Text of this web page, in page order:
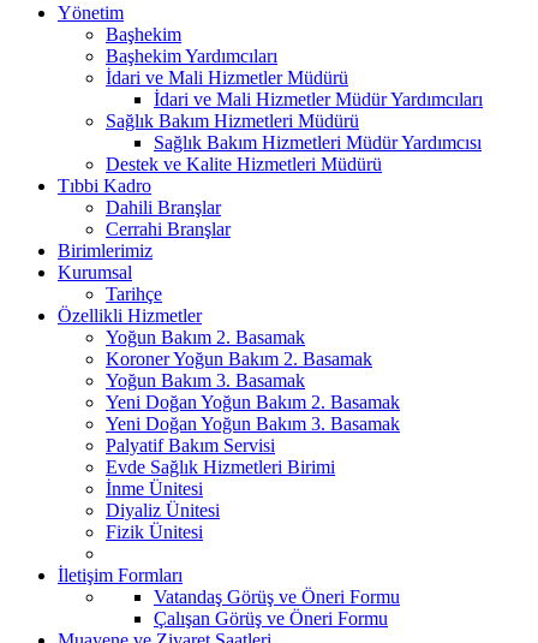
Yönetim
Başhekim
Başhekim Yardımcıları
İdari ve Mali Hizmetler Müdürü
İdari ve Mali Hizmetler Müdür Yardımcıları
Sağlık Bakım Hizmetleri Müdürü
Sağlık Bakım Hizmetleri Müdür Yardımcısı
Destek ve Kalite Hizmetleri Müdürü
Tıbbi Kadro
Dahili Branşlar
Cerrahi Branşlar
Birimlerimiz
Kurumsal
Tarihçe
Özellikli Hizmetler
Yoğun Bakım 2. Basamak
Koroner Yoğun Bakım 2. Basamak
Yoğun Bakım 3. Basamak
Yeni Doğan Yoğun Bakım 2. Basamak
Yeni Doğan Yoğun Bakım 3. Basamak
Palyatif Bakım Servisi
Evde Sağlık Hizmetleri Birimi
İnme Ünitesi
Diyaliz Ünitesi
Fizik Ünitesi
İletişim Formları
Vatandaş Görüş ve Öneri Formu
Çalışan Görüş ve Öneri Formu